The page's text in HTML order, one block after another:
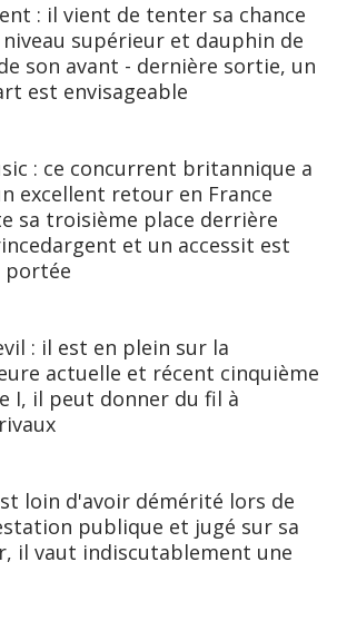
: il vient de tenter sa chance
niveau supérieur et dauphin de
son avant - dernière sortie, un
est envisageable
: ce concurrent britannique a
excellent retour en France
sa troisième place derrière
et un accessit est
portée
: il est en plein sur la
actuelle et récent cinquième
I, il peut donner du fil à
loin d'avoir démérité lors de
publique et jugé sur sa
il vaut indiscutablement une